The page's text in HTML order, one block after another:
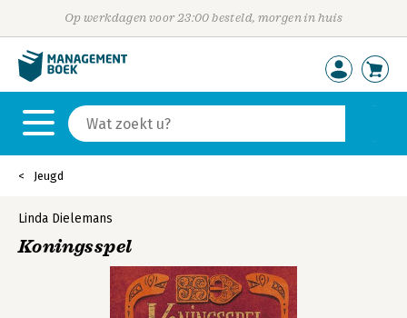
Op werkdagen voor 23:00 besteld, morgen in huis
Jeugd
Linda Dielemans
Koningsspel